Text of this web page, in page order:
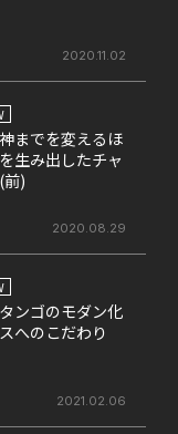
2020.11.02
までを変えるほ
生み出したチャ
前)
2020.08.29
ンゴのモダン化
へのこだわり
2021.02.06